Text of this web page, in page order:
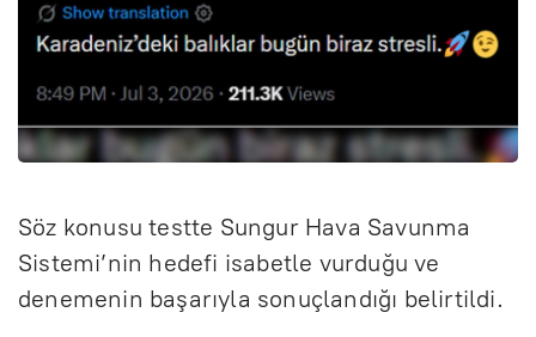
Söz konusu testte Sungur Hava Savunma
Sistemi’nin hedefi isabetle vurduğu ve
denemenin başarıyla sonuçlandığı belirtildi.